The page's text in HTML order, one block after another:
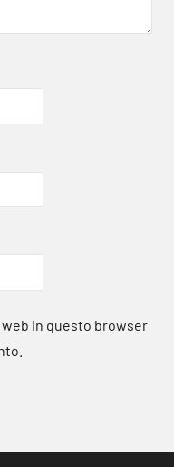
web in questo browser